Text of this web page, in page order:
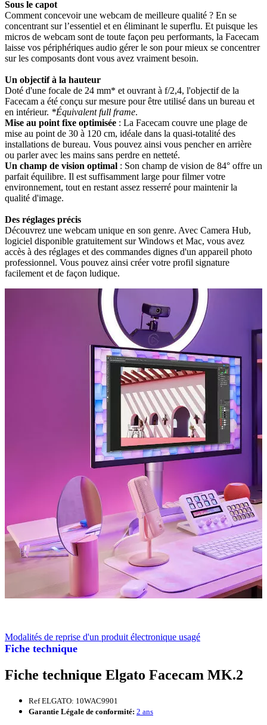
Fiche technique
Sous le capot
Comment concevoir une webcam de meilleure qualité ? En se
concentrant sur l’essentiel et en éliminant le superflu. Et puisque les
micros de webcam sont de toute façon peu performants, la Facecam
laisse vos périphériques audio gérer le son pour mieux se concentrer
sur les composants dont vous avez vraiment besoin.
Un objectif à la hauteur
Doté d'une focale de 24 mm* et ouvrant à f/2,4, l'objectif de la
Facecam a été conçu sur mesure pour être utilisé dans un bureau et
en intérieur. *Équivalent full frame.
Mise au point fixe optimisée : La Facecam couvre une plage de
mise au point de 30 à 120 cm, idéale dans la quasi-totalité des
installations de bureau. Vous pouvez ainsi vous pencher en arrière
ou parler avec les mains sans perdre en netteté.
Un champ de vision optimal : Son champ de vision de 84° offre un
parfait équilibre. Il est suffisamment large pour filmer votre
environnement, tout en restant assez resserré pour maintenir la
qualité d'image.
Des réglages précis
Découvrez une webcam unique en son genre. Avec Camera Hub,
logiciel disponible gratuitement sur Windows et Mac, vous avez
accès à des réglages et des commandes dignes d'un appareil photo
professionnel. Vous pouvez ainsi créer votre profil signature
facilement et de façon ludique.
Modalités de reprise d'un produit électronique usagé
Fiche technique Elgato Facecam MK.2
Ref ELGATO: 10WAC9901
Garantie Légale de conformité: 2 ans